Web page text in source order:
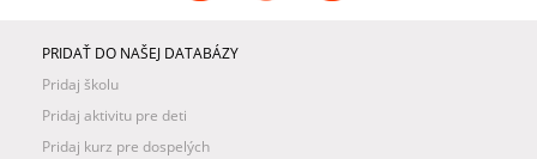
PRIDAŤ DO NAŠEJ DATABÁZY
Pridaj školu
Pridaj aktivitu pre deti
Pridaj kurz pre dospelých